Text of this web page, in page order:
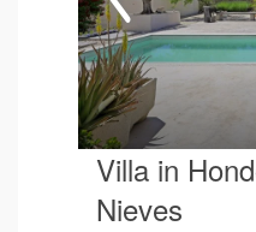
Villa in
Nieves